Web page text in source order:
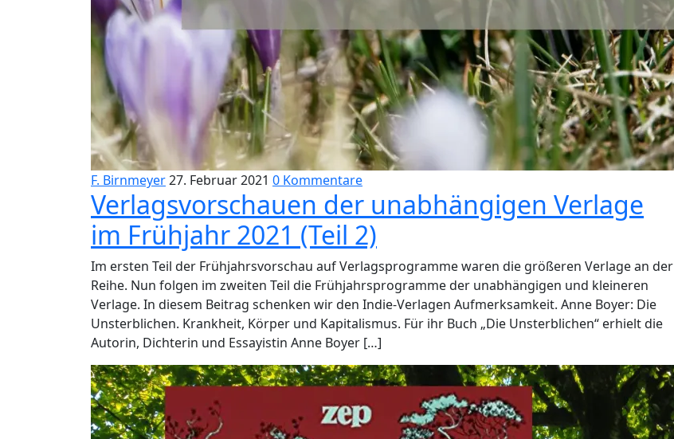
F. Birnmeyer27. Februar 2021 0 Kommentare
Verlagsvorschauen der unabhängigen Verlage
im Frühjahr 2021 (Teil 2)
Im ersten Teil der Frühjahrsvorschau auf Verlagsprogramme waren die größeren Verlage an der
Reihe. Nun folgen im zweiten Teil die Frühjahrsprogramme der unabhängigen und kleineren
Verlage. In diesem Beitrag schenken wir den Indie-Verlagen Aufmerksamkeit. Anne Boyer: Die
Unsterblichen. Krankheit, Körper und Kapitalismus. Für ihr Buch „Die Unsterblichen“ erhielt die
Autorin, Dichterin und Essayistin Anne Boyer […]